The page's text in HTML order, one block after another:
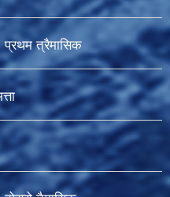
प्रथम त्रैमासिक